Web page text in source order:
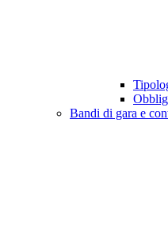
Bandi di gara e